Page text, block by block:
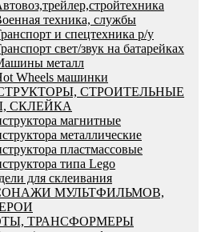
техника, службы
и спецтехника р/у
свет/звук на батарейках
металл
Wheels машинки
СТРОИТЕЛЬНЫЕ
СКЛЕЙКА
магнитные
металлические
пластмассовые
типа Lego
для склеивания
МУЛЬТФИЛЬМОВ,
ТРАНСФОРМЕРЫ